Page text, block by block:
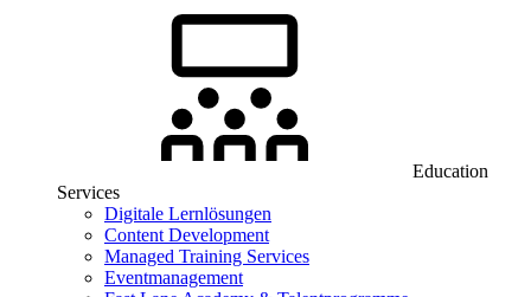
Education
Services
Digitale Lernlösungen
Content Development
Managed Training Services
Eventmanagement